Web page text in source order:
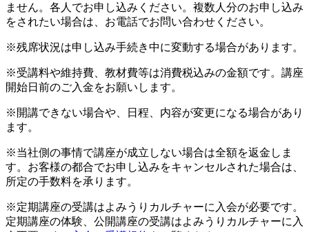
ません。各人でお申し込みください。複数人分のお申し込み
をされたい場合は、お電話でお問い合わせください。
※残席状況は申し込み手続き中に変動する場合があります。
※受講料や維持費、教材費等は消費税込みの金額です。講座
開始日前のご入金をお願いします。
※開講できない場合や、日程、内容が変更になる場合があり
ます。
※当社側の事情で講座が成立しない場合は全額を返金しま
す。お客様の都合でお申し込みをキャンセルされた場合は、
所定の手数料を承ります。
※定期講座の受講はよみうりカルチャーに入会が必要です。
定期講座の体験、公開講座の受講はよみうりカルチャーに入